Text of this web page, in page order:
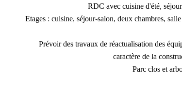
RDC avec cuisine d'été,
Etages : cuisine, séjour-salon, deux chambres,
Prévoir des travaux de réactualisation des
caractère de la
Parc clos et